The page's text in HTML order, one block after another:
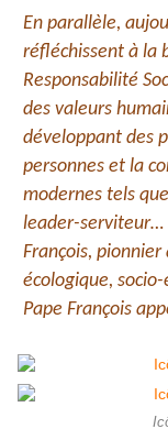
En parallèle,
réfléchissent à la
Responsabilité
des valeurs
développant des
personnes et la
modernes tels
leader-serviteur…
François, pionnier
écologique,
Pape François